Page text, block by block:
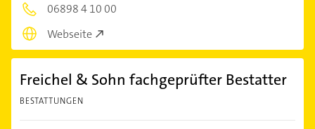
06898 4 10 00
Webseite
Freichel & Sohn fachgeprüfter Bestatter
BESTATTUNGEN